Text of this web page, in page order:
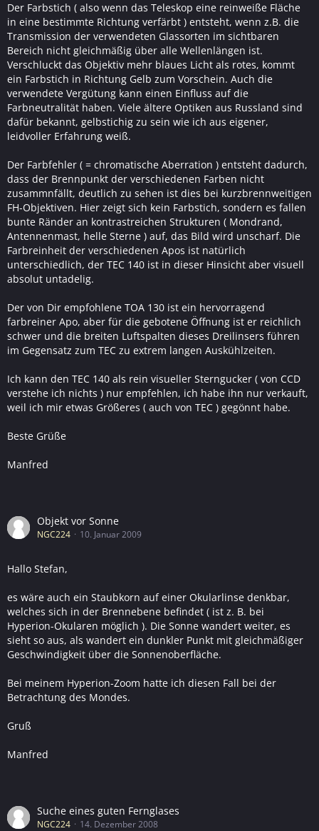
Der Farbstich ( also wenn das Teleskop eine reinweiße Fläche
in eine bestimmte Richtung verfärbt ) entsteht, wenn z.B. die
Transmission der verwendeten Glassorten im sichtbaren
Bereich nicht gleichmäßig über alle Wellenlängen ist.
Verschluckt das Objektiv mehr blaues Licht als rotes, kommt
ein Farbstich in Richtung Gelb zum Vorschein. Auch die
verwendete Vergütung kann einen Einfluss auf die
Farbneutralität haben. Viele ältere Optiken aus Russland sind
dafür bekannt, gelbstichig zu sein wie ich aus eigener,
leidvoller Erfahrung weiß.
Der Farbfehler ( = chromatische Aberration ) entsteht dadurch,
dass der Brennpunkt der verschiedenen Farben nicht
zusammnfällt, deutlich zu sehen ist dies bei kurzbrennweitigen
FH-Objektiven. Hier zeigt sich kein Farbstich, sondern es fallen
bunte Ränder an kontrastreichen Strukturen ( Mondrand,
Antennenmast, helle Sterne ) auf, das Bild wird unscharf. Die
Farbreinheit der verschiedenen Apos ist natürlich
unterschiedlich, der TEC 140 ist in dieser Hinsicht aber visuell
absolut untadelig.
Der von Dir empfohlene TOA 130 ist ein hervorragend
farbreiner Apo, aber für die gebotene Öffnung ist er reichlich
schwer und die breiten Luftspalten dieses Dreilinsers führen
im Gegensatz zum TEC zu extrem langen Auskühlzeiten.
Ich kann den TEC 140 als rein visueller Sterngucker ( von CCD
verstehe ich nichts ) nur empfehlen, ich habe ihn nur verkauft,
weil ich mir etwas Größeres ( auch von TEC ) gegönnt habe.
Beste Grüße
Manfred
Objekt vor Sonne
NGC224 10. Januar 2009
Hallo Stefan,
es wäre auch ein Staubkorn auf einer Okularlinse denkbar,
welches sich in der Brennebene befindet ( ist z. B. bei
Hyperion-Okularen möglich ). Die Sonne wandert weiter, es
sieht so aus, als wandert ein dunkler Punkt mit gleichmäßiger
Geschwindigkeit über die Sonnenoberfläche.
Bei meinem Hyperion-Zoom hatte ich diesen Fall bei der
Betrachtung des Mondes.
Gruß
Manfred
Suche eines guten Fernglases
NGC224 14. Dezember 2008